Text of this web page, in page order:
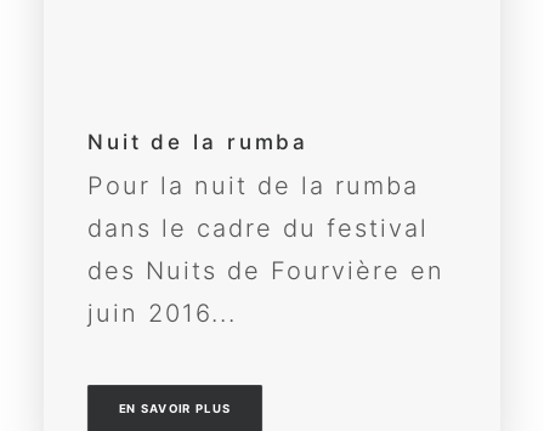
Nuit de la rumba
Pour la nuit de la rumba
dans le cadre du festival
des Nuits de Fourvière en
juin 2016...
EN SAVOIR PLUS